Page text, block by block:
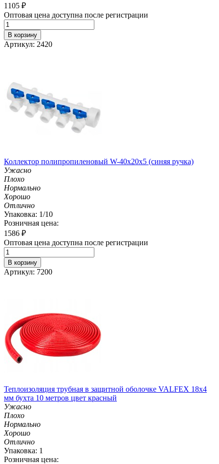
1105 ₽
Оптовая цена доступна после регистрации
В корзину
Артикул: 2420
Коллектор полипропиленовый W-40х20х5 (синяя ручка)
Ужасно
Плохо
Нормально
Хорошо
Отлично
Упаковка: 1/10
Розничная цена:
1586 ₽
Оптовая цена доступна после регистрации
В корзину
Артикул: 7200
Теплоизоляция трубная в защитной оболочке VALFEX 18x4
мм бухта 10 метров цвет красный
Ужасно
Плохо
Нормально
Хорошо
Отлично
Упаковка: 1
Розничная цена: